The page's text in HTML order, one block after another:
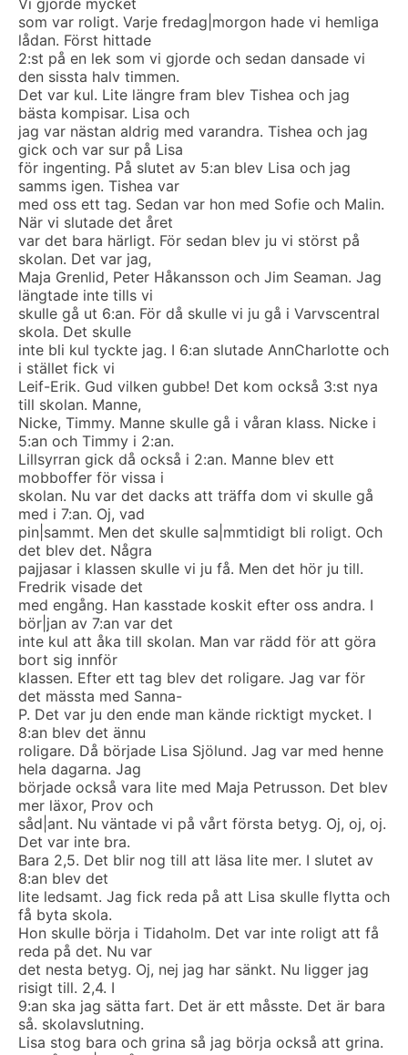
Vi gjorde mycket
som var roligt. Varje fredag|morgon hade vi hemliga
lådan. Först hittade
2:st på en lek som vi gjorde och sedan dansade vi
den sissta halv timmen.
Det var kul. Lite längre fram blev Tishea och jag
bästa kompisar. Lisa och
jag var nästan aldrig med varandra. Tishea och jag
gick och var sur på Lisa
för ingenting. På slutet av 5:an blev Lisa och jag
samms igen. Tishea var
med oss ett tag. Sedan var hon med Sofie och Malin.
När vi slutade det året
var det bara härligt. För sedan blev ju vi störst på
skolan. Det var jag,
Maja Grenlid, Peter Håkansson och Jim Seaman. Jag
längtade inte tills vi
skulle gå ut 6:an. För då skulle vi ju gå i Varvscentral
skola. Det skulle
inte bli kul tyckte jag. I 6:an slutade AnnCharlotte och
i stället fick vi
Leif-Erik. Gud vilken gubbe! Det kom också 3:st nya
till skolan. Manne,
Nicke, Timmy. Manne skulle gå i våran klass. Nicke i
5:an och Timmy i 2:an.
Lillsyrran gick då också i 2:an. Manne blev ett
mobboffer för vissa i
skolan. Nu var det dacks att träffa dom vi skulle gå
med i 7:an. Oj, vad
pin|sammt. Men det skulle sa|mmtidigt bli roligt. Och
det blev det. Några
pajjasar i klassen skulle vi ju få. Men det hör ju till.
Fredrik visade det
med engång. Han kasstade koskit efter oss andra. I
bör|jan av 7:an var det
inte kul att åka till skolan. Man var rädd för att göra
bort sig innför
klassen. Efter ett tag blev det roligare. Jag var för
det mässta med Sanna-
P. Det var ju den ende man kände ricktigt mycket. I
8:an blev det ännu
roligare. Då började Lisa Sjölund. Jag var med henne
hela dagarna. Jag
började också vara lite med Maja Petrusson. Det blev
mer läxor, Prov och
såd|ant. Nu väntade vi på vårt första betyg. Oj, oj, oj.
Det var inte bra.
Bara 2,5. Det blir nog till att läsa lite mer. I slutet av
8:an blev det
lite ledsamt. Jag fick reda på att Lisa skulle flytta och
få byta skola.
Hon skulle börja i Tidaholm. Det var inte roligt att få
reda på det. Nu var
det nesta betyg. Oj, nej jag har sänkt. Nu ligger jag
risigt till. 2,4. I
9:an ska jag sätta fart. Det är ett måsste. Det är bara
så. skolavslutning.
Lisa stog bara och grina så jag börja också att grina.